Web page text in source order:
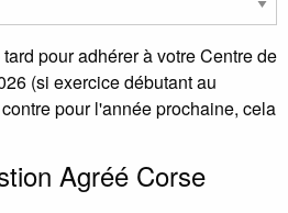
pour adhérer à votre Centre de
(si exercice débutant au
pour l'année prochaine, cela
Agréé Corse